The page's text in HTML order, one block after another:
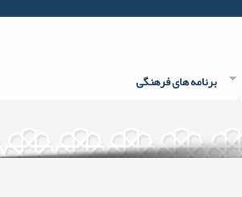
برنامه های فرهنگی